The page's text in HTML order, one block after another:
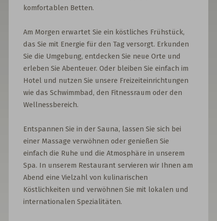
komfortablen Betten.
Am Morgen erwartet Sie ein köstliches Frühstück,
das Sie mit Energie für den Tag versorgt. Erkunden
Sie die Umgebung, entdecken Sie neue Orte und
erleben Sie Abenteuer. Oder bleiben Sie einfach im
Hotel und nutzen Sie unsere Freizeiteinrichtungen
wie das Schwimmbad, den Fitnessraum oder den
Wellnessbereich.
Entspannen Sie in der Sauna, lassen Sie sich bei
einer Massage verwöhnen oder genießen Sie
einfach die Ruhe und die Atmosphäre in unserem
Spa. In unserem Restaurant servieren wir Ihnen am
Abend eine Vielzahl von kulinarischen
Köstlichkeiten und verwöhnen Sie mit lokalen und
internationalen Spezialitäten.